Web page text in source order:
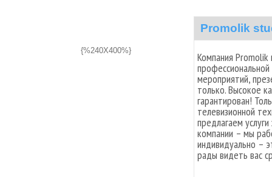
{%240X400%}
Promolik
Компания Promolik
мероприятий,
только. Высокое
гарантирован!
телевизионной
предлагаем
компании – мы
индивидуально –
рады видеть вас